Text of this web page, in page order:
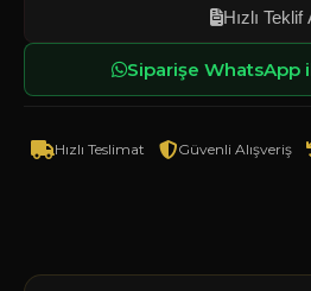
Hızlı Teklif
Siparişe WhatsApp
Hızlı Teslimat Güvenli Alışveriş